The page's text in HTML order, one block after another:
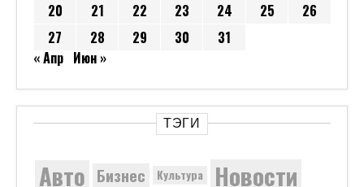
20
21 22 23 24 25
26
27
28 29 30
31
« Апр Июн »
ТЭГИ
Авто Бизнес Культура Новости